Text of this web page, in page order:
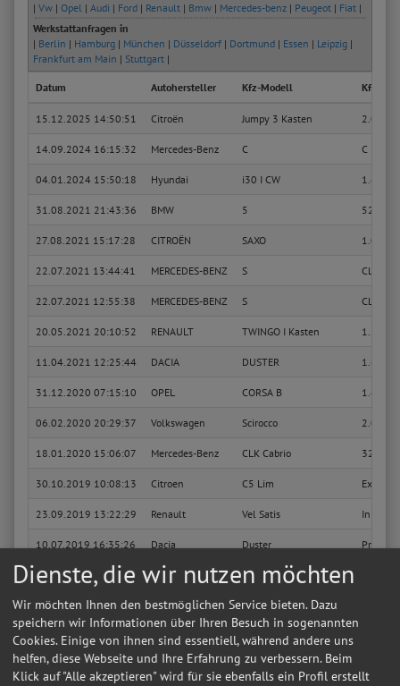
| Vw | Opel | Audi | Ford | Renault | Bmw | Mercedes-benz | Peugeot | Fiat |
Werkstattanfragen in
| Berlin | Hamburg | München | Düsseldorf | Dortmund | Essen | Leipzig |
Frankfurt am Main | Stuttgart |
Datum Autohersteller Kfz-Modell Kfz-Typ
15.12.2025 14:50:51 Citroën Jumpy 3 Kasten 2.0
14.09.2024 16:15:32 Mercedes-Benz C C 180
04.01.2024 15:50:18 Hyundai i30 I CW 1.4
31.08.2021 21:43:36 BMW 5 520 i
27.08.2021 15:17:28 CITROËN SAXO 1.0 X
22.07.2021 13:44:41 MERCEDES-BENZ S CL 500
22.07.2021 12:55:38 MERCEDES-BENZ S CL 500
20.05.2021 20:10:52 RENAULT TWINGO I Kasten 1.2
11.04.2021 12:25:44 DACIA DUSTER 1.6 16V
31.12.2020 07:15:10 OPEL CORSA B 1.4 i
06.02.2020 20:29:37 Volkswagen Scirocco 2.0 TSI
18.01.2020 15:06:07 Mercedes-Benz CLK Cabrio 320
30.10.2019 10:08:13 Citroen C5 Lim
23.09.2019 13:22:29 Renault Vel Satis Initiale
10.07.2019 16:35:26 Dacia Duster
22.10.2018 12:34:26 Opel Insignia A Sports Tourer
25.07.2018 17:41:05 Opel Astra G Caravan
10.06.2018 22:16:07 Volkswagen Golf IV Lim
23.04.2018 12:06:14 Seat Alhambra
Dienste, die wir nutzen möchten
Wir möchten Ihnen den bestmöglichen Service bieten. Dazu
speichern wir Informationen über Ihren Besuch in sogenannten
Cookies. Einige von ihnen sind essentiell, während andere uns
helfen, diese Webseite und Ihre Erfahrung zu verbessern. Beim
Klick auf "Alle akzeptieren" wird für sie ebenfalls ein Profil erstellt